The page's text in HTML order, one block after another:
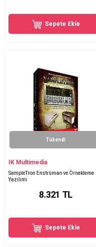
Sepete Ekle
Tükendi
IK Multimedia
SampleTron Enstrüman ve Örnekleme
Yazılımı
8.321 TL
Sepete Ekle